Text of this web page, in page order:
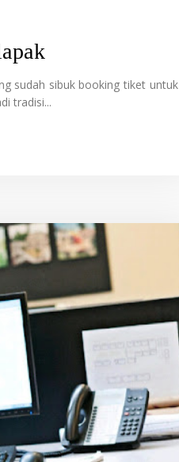
sudah sibuk booking tiket untuk
tradisi...